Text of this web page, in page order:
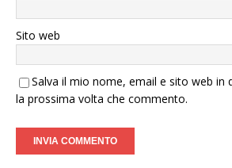
Sito web
Salva il mio nome, email e sito web in
la prossima volta che commento.